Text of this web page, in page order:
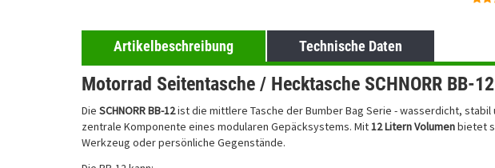
Artikelbeschreibung Technische Daten
Motorrad Seitentasche / Hecktasche SCHNORR BB-
Die SCHNORR BB-12ist die mittlere Tasche der Bumber Bag Serie - wasserdicht,
zentrale Komponente eines modularen Gepäcksystems. Mit12 Litern Volumenbietet
Werkzeug oder persönliche Gegenstände.